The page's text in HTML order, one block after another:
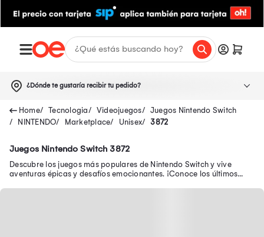
¿Dónde te gustaría recibir tu pedido?
Tecnologia Videojuegos
Juegos Nintendo Switch
NINTENDO
Marketplace Unisex 3872
Juegos Nintendo Switch 3872
Descubre los juegos más populares de Nintendo Switch y vive
aventuras épicas y desafíos emocionantes. ¡Conoce los últimos